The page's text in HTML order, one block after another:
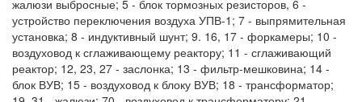
жалюзи выбросные; 5 - блок тормозных резисторов, 6 -
устройство переключения воздуха УПВ-1; 7 - выпрямительная
установка; 8 - индуктивный шунт; 9. 16, 17 - форкамеры; 10 -
воздуховод к сглаживающему реактору; 11 - сглаживающий
реактор; 12, 23, 27 - заслонка; 13 - фильтр-мешковина; 14 -
блок ВУВ; 15 - воздуховод к блоку ВУВ; 18 - трансформатор;